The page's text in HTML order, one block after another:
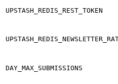
UPSTASH_REDIS_REST_TOKEN
DAY_MAX_SUBMISSIONS